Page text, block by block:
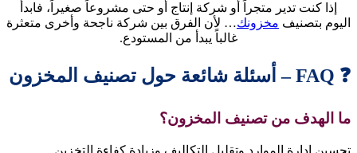
إذا كنت تدير متجراً أو شركة إنتاج أو حتى مشروعاً صغيراً، فابدأ
اليوم بتصنيف مخزونك… لأن الفرق بين شركة ناجحة وأخرى متعثرة
غالباً يبدأ من المستودع.
❓ FAQ – أسئلة شائعة حول تصنيف المخزون
ما الهدف من تصنيف المخزون؟
تحسين إدارة الموارد وتقليل التكاليف وزيادة كفاءة التخزين.